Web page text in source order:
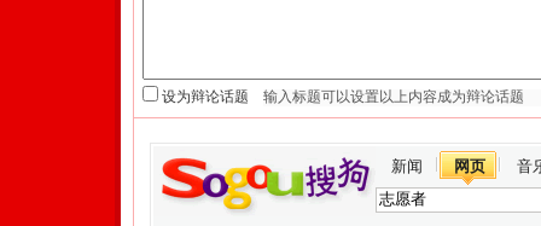
设为辩论话题
新闻 网页 音